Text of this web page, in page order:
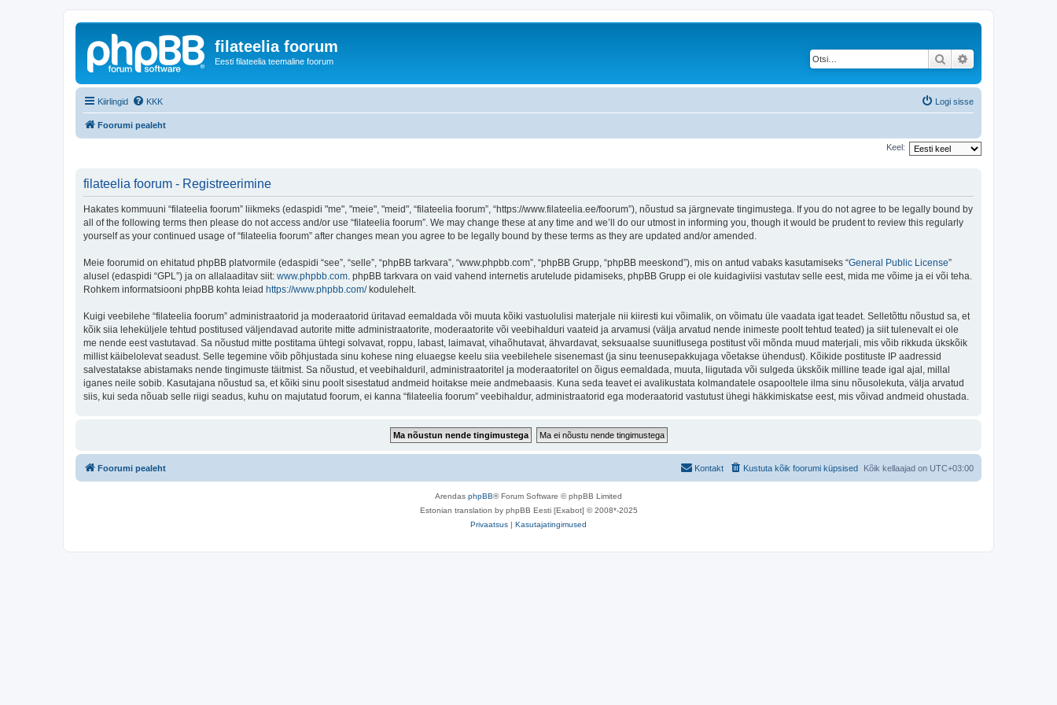
filateelia foorum
Eesti filateelia teemaline foorum Otsi
Kiirlingid KKK Logi sisse
Foorumi pealeht
Keel:
filateelia foorum - Registreerimine
Hakates kommuuni “filateelia foorum” liikmeks (edaspidi "me", "meie", "meid", “filateelia foorum”, “https://www.filateelia.ee/foorum”), nõustud sa järgnevate tingimustega. If you do not agree to be legally bound by
all of the following terms then please do not access and/or use “filateelia foorum”. We may change these at any time and we’ll do our utmost in informing you, though it would be prudent to review this regularly
yourself as your continued usage of “filateelia foorum” after changes mean you agree to be legally bound by these terms as they are updated and/or amended.
Meie foorumid on ehitatud phpBB platvormile (edaspidi “see”, “selle”, “phpBB tarkvara”, “www.phpbb.com”, “phpBB Grupp, “phpBB meeskond”), mis on antud vabaks kasutamiseks “General Public License”
alusel (edaspidi “GPL”) ja on allalaaditav siit: www.phpbb.com. phpBB tarkvara on vaid vahend internetis arutelude pidamiseks, phpBB Grupp ei ole kuidagiviisi vastutav selle eest, mida me võime ja ei või teha.
Rohkem informatsiooni phpBB kohta leiad https://www.phpbb.com/kodulehelt.
Kuigi veebilehe “filateelia foorum” administraatorid ja moderaatorid üritavad eemaldada või muuta kõiki vastuolulisi materjale nii kiiresti kui võimalik, on võimatu üle vaadata igat teadet. Selletõttu nõustud sa, et
kõik siia leheküljele tehtud postitused väljendavad autorite mitte administraatorite, moderaatorite või veebihalduri vaateid ja arvamusi (välja arvatud nende inimeste poolt tehtud teated) ja siit tulenevalt ei ole
me nende eest vastutavad. Sa nõustud mitte postitama ühtegi solvavat, roppu, labast, laimavat, vihaõhutavat, ähvardavat, seksuaalse suunitlusega postitust või mõnda muud materjali, mis võib rikkuda ükskõik
millist käibelolevat seadust. Selle tegemine võib põhjustada sinu kohese ning eluaegse keelu siia veebilehele sisenemast (ja sinu teenusepakkujaga võetakse ühendust). Kõikide postituste IP aadressid
salvestatakse abistamaks nende tingimuste täitmist. Sa nõustud, et veebihalduril, administraatoritel ja moderaatoritel on õigus eemaldada, muuta, liigutada või sulgeda ükskõik milline teade igal ajal, millal
iganes neile sobib. Kasutajana nõustud sa, et kõiki sinu poolt sisestatud andmeid hoitakse meie andmebaasis. Kuna seda teavet ei avalikustata kolmandatele osapooltele ilma sinu nõusolekuta, välja arvatud
siis, kui seda nõuab selle riigi seadus, kuhu on majutatud foorum, ei kanna “filateelia foorum” veebihaldur, administraatorid ega moderaatorid vastutust ühegi häkkimiskatse eest, mis võivad andmeid ohustada.
Foorumi pealeht Kõik kellaajad on UTC+03:00
Kustuta kõik foorumi küpsised
Kontakt
Arendas phpBB® Forum Software © phpBB Limited
Estonian translation by phpBB Eesti [Exabot] © 2008*-2025
Privaatsus | Kasutajatingimused